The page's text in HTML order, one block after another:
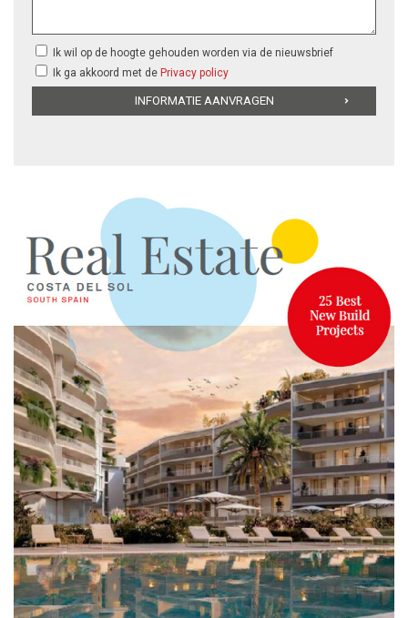
Ik wil op de hoogte gehouden worden via de nieuwsbrief
Ik ga akkoord met de Privacy policy